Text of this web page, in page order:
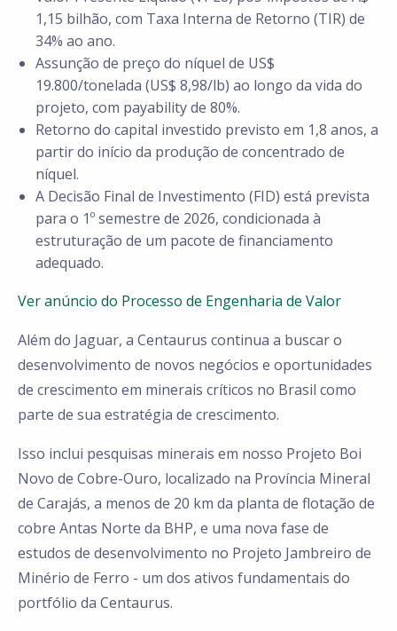
1,15 bilhão, com Taxa Interna de Retorno (TIR) de
34% ao ano.
Assunção de preço do níquel de US$
19.800/tonelada (US$ 8,98/lb) ao longo da vida do
projeto, com payability de 80%.
Retorno do capital investido previsto em 1,8 anos, a
partir do início da produção de concentrado de
níquel.
A Decisão Final de Investimento (FID) está prevista
para o 1º semestre de 2026, condicionada à
estruturação de um pacote de financiamento
adequado.
Ver anúncio do Processo de Engenharia de Valor
Além do Jaguar, a Centaurus continua a buscar o
desenvolvimento de novos negócios e oportunidades
de crescimento em minerais críticos no Brasil como
parte de sua estratégia de crescimento.
Isso inclui pesquisas minerais em nosso Projeto Boi
Novo de Cobre-Ouro, localizado na Província Mineral
de Carajás, a menos de 20 km da planta de flotação de
cobre Antas Norte da BHP, e uma nova fase de
estudos de desenvolvimento no Projeto Jambreiro de
Minério de Ferro - um dos ativos fundamentais do
portfólio da Centaurus.